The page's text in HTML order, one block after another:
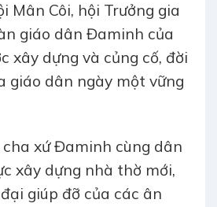
Mân Côi, hội Trưởng gia
giáo dân Đaminh của
xây dựng và củng cố, đời
giáo dân ngày một vững
xứ Đaminh cùng dân
xây dựng nhà thờ mới,
giúp đỡ của các ân